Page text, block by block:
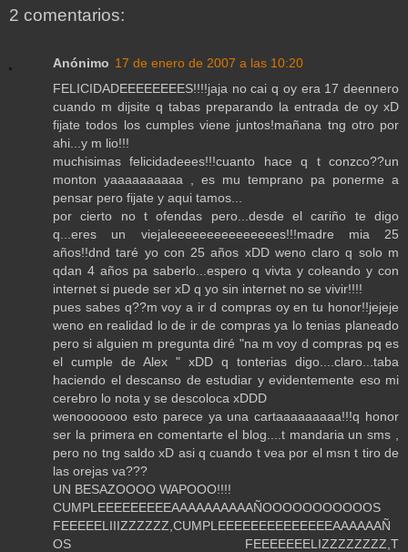
2 comentarios:
Anónimo 17 de enero de 2007 a las 10:20
FELICIDADEEEEEEEES!!!!jaja no cai q oy era 17 deennero
cuando m dijsite q tabas preparando la entrada de oy xD
fijate todos los cumples viene juntos!mañana tng otro por
ahi...y m lio!!!
muchisimas felicidadeees!!!cuanto hace q t conzco??un
monton yaaaaaaaaaa , es mu temprano pa ponerme a
pensar pero fijate y aqui tamos...
por cierto no t ofendas pero...desde el cariño te digo
q...eres un viejaleeeeeeeeeeeeeees!!!madre mia 25
años!!dnd taré yo con 25 años xDD weno claro q solo m
qdan 4 años pa saberlo...espero q vivta y coleando y con
internet si puede ser xD q yo sin internet no se vivir!!!!
pues sabes q??m voy a ir d compras oy en tu honor!!jejeje
weno en realidad lo de ir de compras ya lo tenias planeado
pero si alguien m pregunta diré "na m voy d compras pq es
el cumple de Alex " xDD q tonterias digo....claro...taba
haciendo el descanso de estudiar y evidentemente eso mi
cerebro lo nota y se descoloca xDDD
wenooooooo esto parece ya una cartaaaaaaaaa!!!q honor
ser la primera en comentarte el blog....t mandaria un sms ,
pero no tng saldo xD asi q cuando t vea por el msn t tiro de
las orejas va???
UN BESAZOOOO WAPOOO!!!!
CUMPLEEEEEEEEEAAAAAAAAAAÑOOOOOOOOOOOS
FEEEEELIIIZZZZZZ,CUMPLEEEEEEEEEEEEEEAAAAAAÑ
OS FEEEEEEELIZZZZZZZZ,T